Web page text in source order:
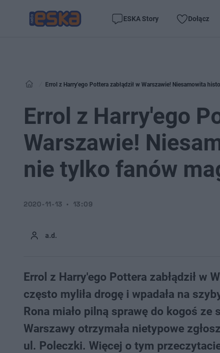
ESKA Story Dołącz
Errol z Harry'ego Pottera zabłądził w Warszawie! Niesamowita
Errol z Harry'ego
Warszawie!
nie tylko fanów
a.d.
2020-11-13 13:09
Errol z Harry'ego Pottera zabłądził w
często myliła drogę i wpadała na
Rona miało pilną sprawę do kogoś
Warszawy otrzymała nietypowe
ul. Poleczki. Więcej o tym